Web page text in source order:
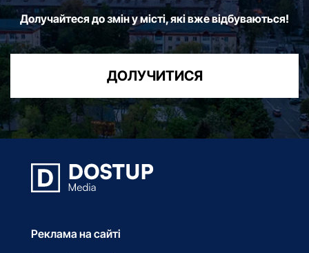
Долучайтеся до змін у місті, які вже відбуваються!
ДОЛУЧИТИСЯ
Реклама на сайті